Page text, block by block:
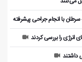
با انجام جراحی پیشرفته
انرژی را بررسی کردند
داشتند